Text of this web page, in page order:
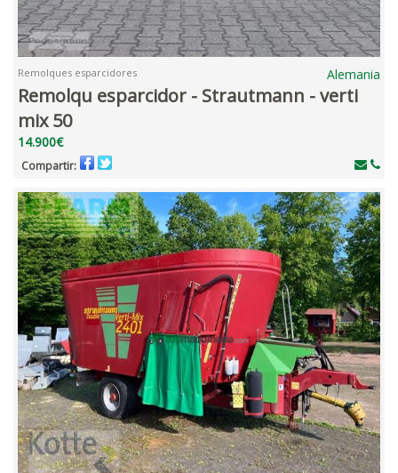
Remolques esparcidores Alemania
Remolqu esparcidor - Strautmann - verti
mix 50
14.900€
Compartir: